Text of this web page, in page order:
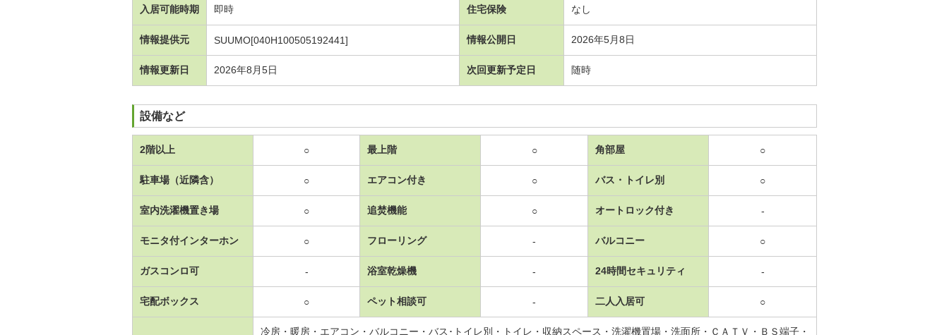
入居可能時期 即時 住宅保険 なし
情報提供元 SUUMO[040H100505192441] 情報公開日 2026年5月8日
情報更新日 2026年8月5日 次回更新予定日 随時
設備など
2階以上 ○ 最上階 ○ 角部屋 ○
駐車場（近隣含） ○ エアコン付き ○ バス・トイレ別 ○
室内洗濯機置き場 ○ 追焚機能 ○ オートロック付き -
モニタ付インターホン ○ フローリング - バルコニー ○
ガスコンロ可 - 浴室乾燥機 - 24時間セキュリティ -
宅配ボックス ○ ペット相談可 - 二人入居可 ○
冷房・暖房・エアコン・バルコニー・バス･トイレ別・トイレ・収納スペース・洗濯機置場・洗面所・ＣＡＴＶ・ＢＳ端子・